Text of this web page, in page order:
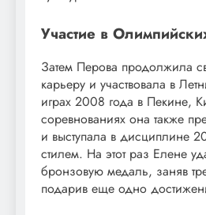
Участие в
Затем Перова продолжила
карьеру и участвовала в
играх 2008 года в Пекине,
соревнованиях она также
и выступала в дисциплине
стилем. На этот раз Елене
бронзовую медаль, заняв
подарив еще одно